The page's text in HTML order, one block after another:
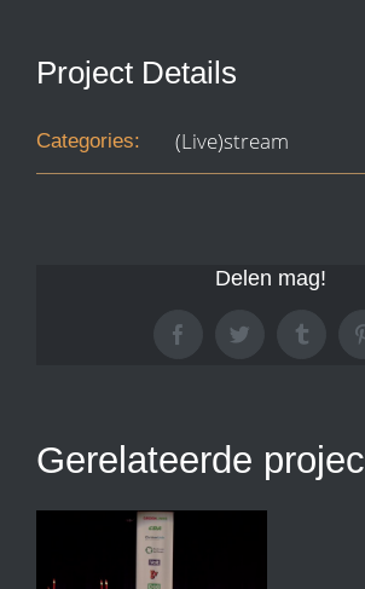
Project Details
Categories: (Live)stream
Delen mag!
FacebookTwitter Tumblr
Gerelateerde